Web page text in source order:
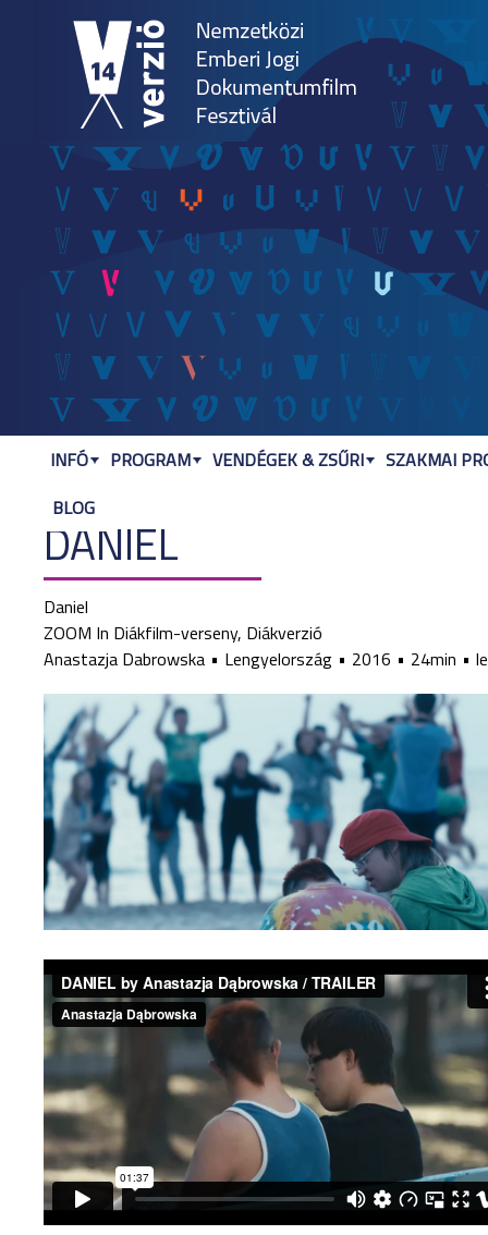
DANIEL
Daniel
ZOOM In Diákfilm-verseny, Diákverzió
Anastazja Dabrowska
Lengyelország 2016 24min
INFÓ PROGRAM VENDÉGEK & ZSŰRI
SZAKMAI
BLOG